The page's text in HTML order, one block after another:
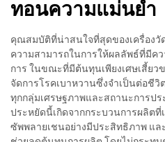
ทอนความแม่นยำ
คุณสมบัติที่น่าสนใจที่สุดของเครื่องวั
ความสามารถในการให้ผลลัพธ์ที่มีค
การ ในขณะที่มีต้นทุนเพียงเศษเสี้ยว
จัดการโรคเบาหวานซึ่งจำเป็นต่อชี
ทุกกลุ่มเศรษฐภาพและสถานะการป
ประหยัดนี้เกิดจากกระบวนการผลิตที่
ซัพพลายเชนอย่างมีประสิทธิภาพ แ